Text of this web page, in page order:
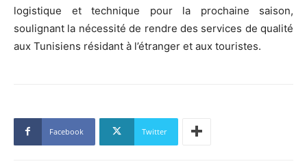
logistique et technique pour la prochaine saison,
soulignant la nécessité de rendre des services de qualité
aux Tunisiens résidant à l’étranger et aux touristes.
Facebook Twitter